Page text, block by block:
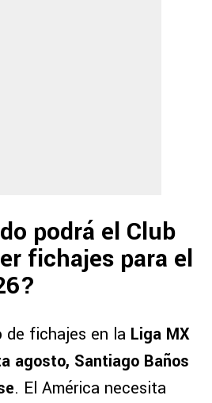
podrá el Club
fichajes para el
de fichajes en la Liga MX
agosto, Santiago Baños
. El América necesita